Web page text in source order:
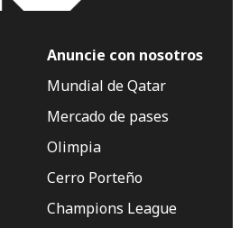
Anuncie con nosotros
Mundial de Qatar
Mercado de pases
Olimpia
Cerro Porteño
Champions League